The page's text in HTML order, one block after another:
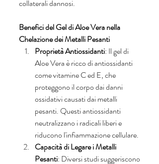
collaterali dannosi.
Benefici del Gel di Aloe Vera nella
Chelazione dei Metalli Pesanti
Proprietà Antiossidanti: Il gel di
Aloe Vera è ricco di antiossidanti
come vitamine C ed E, che
proteggono il corpo dai danni
ossidativi causati dai metalli
pesanti. Questi antiossidanti
neutralizzano i radicali liberi e
riducono l'infiammazione cellulare.
Capacità di Legare i Metalli
Pesanti: Diversi studi suggeriscono